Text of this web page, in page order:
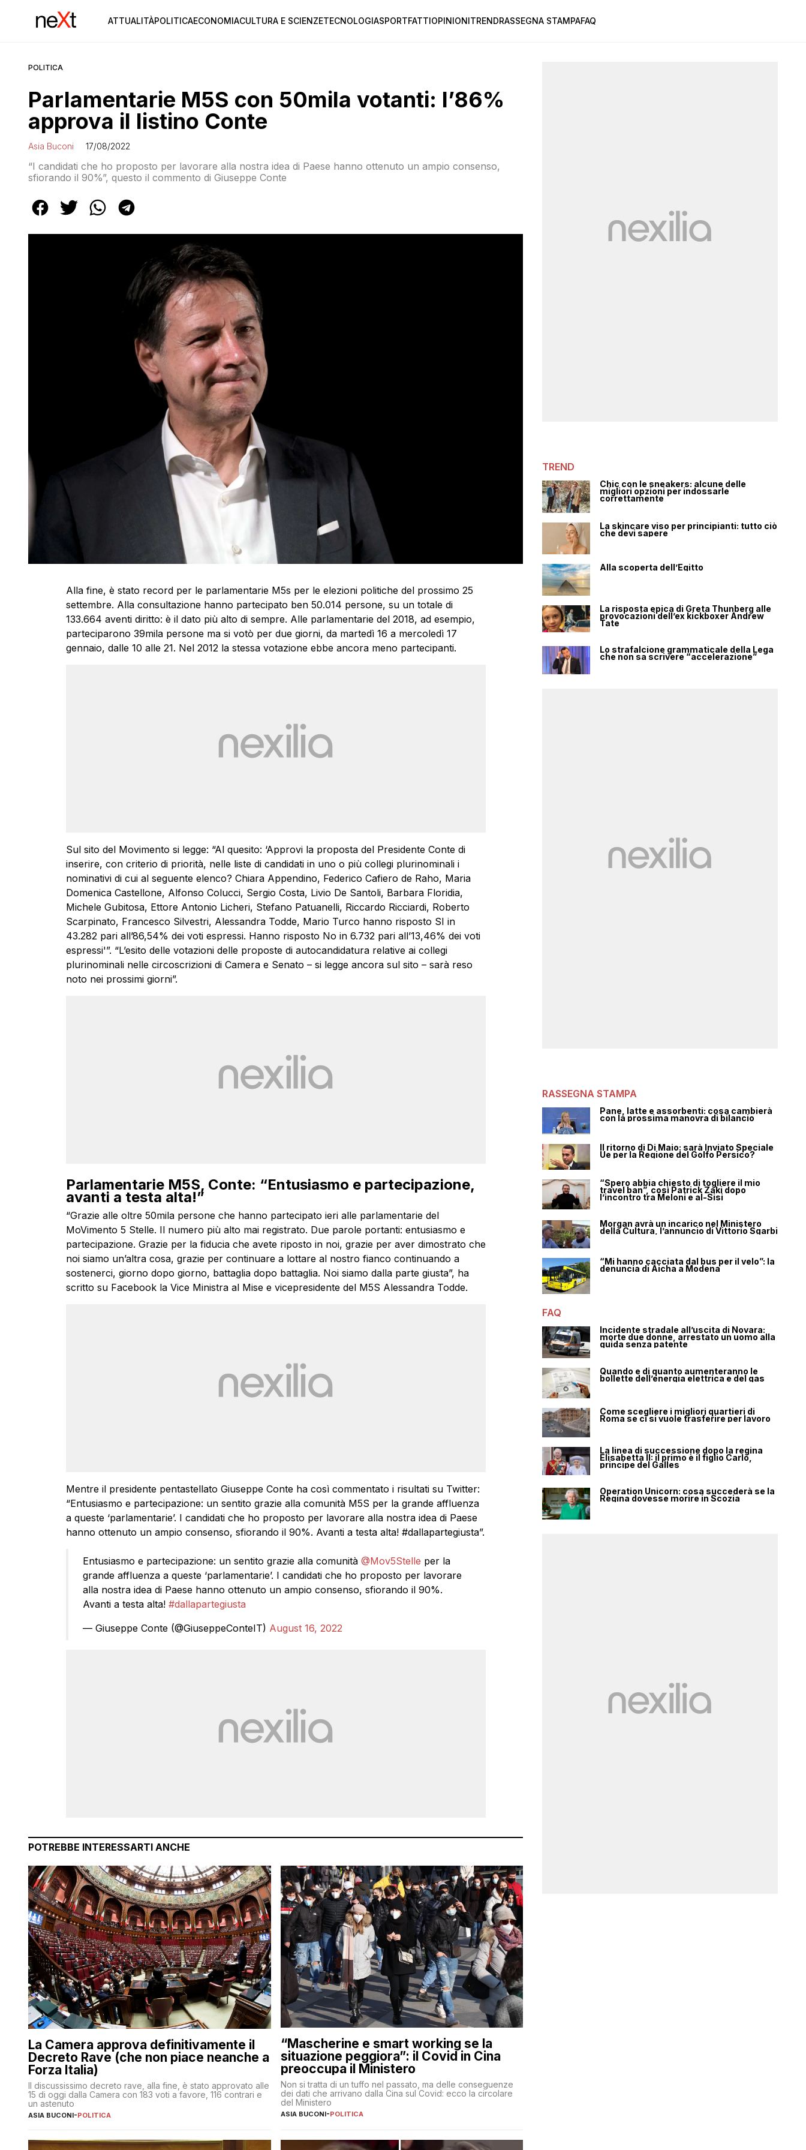
ATTUALITÀPOLITICAECONOMIACULTURA E SCIENZETECNOLOGIASPORTFATTIOPINIONITRENDRASSEGNA STAMPAFAQ
POLITICA
Parlamentarie M5S con 50mila votanti: l’86%
approva il listino Conte
Asia Buconi 17/08/2022
“I candidati che ho proposto per lavorare alla nostra idea di Paese hanno ottenuto un ampio consenso,
sfiorando il 90%”, questo il commento di Giuseppe Conte
Alla fine, è stato record per le parlamentarie M5s per le elezioni politiche del prossimo 25
settembre. Alla consultazione hanno partecipato ben 50.014 persone, su un totale di
133.664 aventi diritto: è il dato più alto di sempre. Alle parlamentarie del 2018, ad esempio,
parteciparono 39mila persone ma si votò per due giorni, da martedì 16 a mercoledì 17
gennaio, dalle 10 alle 21. Nel 2012 la stessa votazione ebbe ancora meno partecipanti.
Sul sito del Movimento si legge: “Al quesito: ‘Approvi la proposta del Presidente Conte di
inserire, con criterio di priorità, nelle liste di candidati in uno o più collegi plurinominali i
nominativi di cui al seguente elenco? Chiara Appendino, Federico Cafiero de Raho, Maria
Domenica Castellone, Alfonso Colucci, Sergio Costa, Livio De Santoli, Barbara Floridia,
Michele Gubitosa, Ettore Antonio Licheri, Stefano Patuanelli, Riccardo Ricciardi, Roberto
Scarpinato, Francesco Silvestri, Alessandra Todde, Mario Turco hanno risposto SI in
43.282 pari all’86,54% dei voti espressi. Hanno risposto No in 6.732 pari all’13,46% dei voti
espressi'”. “L’esito delle votazioni delle proposte di autocandidatura relative ai collegi
plurinominali nelle circoscrizioni di Camera e Senato – si legge ancora sul sito – sarà reso
noto nei prossimi giorni”.
Parlamentarie M5S, Conte: “Entusiasmo e partecipazione,
avanti a testa alta!”
“Grazie alle oltre 50mila persone che hanno partecipato ieri alle parlamentarie del
MoVimento 5 Stelle. Il numero più alto mai registrato. Due parole portanti: entusiasmo e
partecipazione. Grazie per la fiducia che avete riposto in noi, grazie per aver dimostrato che
noi siamo un’altra cosa, grazie per continuare a lottare al nostro fianco continuando a
sostenerci, giorno dopo giorno, battaglia dopo battaglia. Noi siamo dalla parte giusta”, ha
scritto su Facebook la Vice Ministra al Mise e vicepresidente del M5S Alessandra Todde.
Mentre il presidente pentastellato Giuseppe Conte ha così commentato i risultati su Twitter:
“Entusiasmo e partecipazione: un sentito grazie alla comunità M5S per la grande affluenza
a queste ‘parlamentarie’. I candidati che ho proposto per lavorare alla nostra idea di Paese
hanno ottenuto un ampio consenso, sfiorando il 90%. Avanti a testa alta! #dallapartegiusta”.
Entusiasmo e partecipazione: un sentito grazie alla comunità @Mov5Stelle per la
grande affluenza a queste ‘parlamentarie’. I candidati che ho proposto per lavorare
alla nostra idea di Paese hanno ottenuto un ampio consenso, sfiorando il 90%.
Avanti a testa alta! #dallapartegiusta
— Giuseppe Conte (@GiuseppeConteIT) August 16, 2022
POTREBBE INTERESSARTI ANCHE
La Camera approva definitivamente il
Decreto Rave (che non piace neanche a
Forza Italia)
Il discussissimo decreto rave, alla fine, è stato approvato alle
15 di oggi dalla Camera con 183 voti a favore, 116 contrari e
un astenuto
ASIA BUCONI-POLITICA
“Mascherine e smart working se la
situazione peggiora”: il Covid in Cina
preoccupa il Ministero
Non si tratta di un tuffo nel passato, ma delle conseguenze
dei dati che arrivano dalla Cina sul Covid: ecco la circolare
del Ministero
ASIA BUCONI-POLITICA
TREND
Chic con le sneakers: alcune delle
migliori opzioni per indossarle
correttamente
La skincare viso per principianti: tutto ciò
che devi sapere
Alla scoperta dell’Egitto
La risposta epica di Greta Thunberg alle
provocazioni dell’ex kickboxer Andrew
Tate
Lo strafalcione grammaticale della Lega
che non sa scrivere “accelerazione”
RASSEGNA STAMPA
Pane, latte e assorbenti: cosa cambierà
con la prossima manovra di bilancio
Il ritorno di Di Maio: sarà Inviato Speciale
Ue per la Regione del Golfo Persico?
“Spero abbia chiesto di togliere il mio
travel ban”, così Patrick Zaki dopo
l’incontro tra Meloni e al-Sisi
Morgan avrà un incarico nel Ministero
della Cultura, l’annuncio di Vittorio Sgarbi
“Mi hanno cacciata dal bus per il velo”: la
denuncia di Aicha a Modena
FAQ
Incidente stradale all’uscita di Novara:
morte due donne, arrestato un uomo alla
guida senza patente
Quando e di quanto aumenteranno le
bollette dell’energia elettrica e del gas
Come scegliere i migliori quartieri di
Roma se ci si vuole trasferire per lavoro
La linea di successione dopo la regina
Elisabetta II: il primo è il figlio Carlo,
principe del Galles
Operation Unicorn: cosa succederà se la
Regina dovesse morire in Scozia